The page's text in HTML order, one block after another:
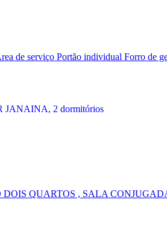
de serviço Portão individual Forro de
QUARTOS , SALA